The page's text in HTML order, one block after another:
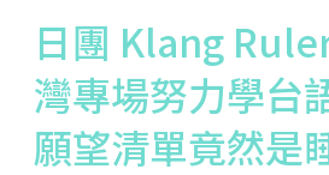
日團 Klang
灣專場努力學
願望清單竟然是